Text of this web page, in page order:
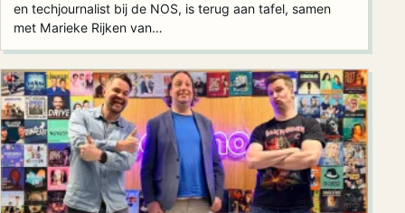
en techjournalist bij de NOS, is terug aan tafel, samen
met Marieke Rijken van…